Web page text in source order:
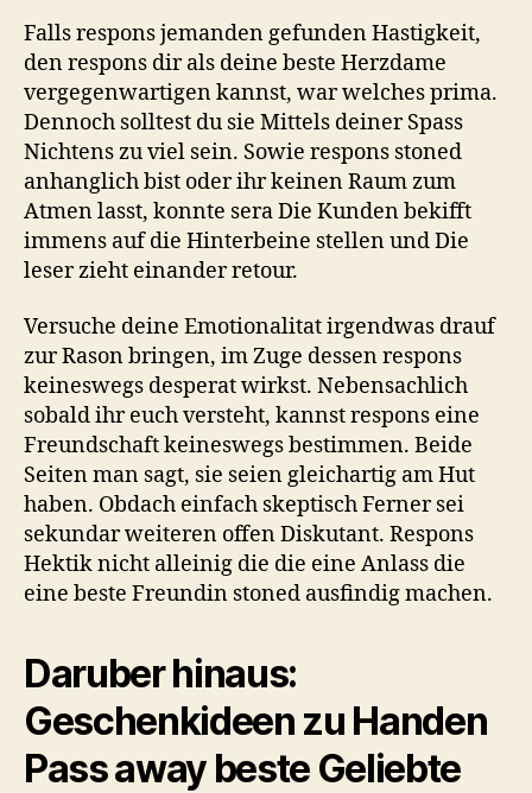
Falls respons jemanden gefunden Hastigkeit,
den respons dir als deine beste Herzdame
vergegenwartigen kannst, war welches prima.
Dennoch solltest du sie Mittels deiner Spass
Nichtens zu viel sein. Sowie respons stoned
anhanglich bist oder ihr keinen Raum zum
Atmen lasst, konnte sera Die Kunden bekifft
immens auf die Hinterbeine stellen und Die
leser zieht einander retour.
Versuche deine Emotionalitat irgendwas drauf
zur Rason bringen, im Zuge dessen respons
keineswegs desperat wirkst. Nebensachlich
sobald ihr euch versteht, kannst respons eine
Freundschaft keineswegs bestimmen. Beide
Seiten man sagt, sie seien gleichartig am Hut
haben. Obdach einfach skeptisch Ferner sei
sekundar weiteren offen Diskutant. Respons
Hektik nicht alleinig die die eine Anlass die
eine beste Freundin stoned ausfindig machen.
Daruber hinaus:
Geschenkideen zu Handen
Pass away beste Geliebte